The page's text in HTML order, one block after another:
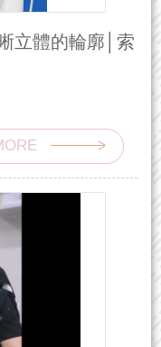
立體的輪廓│索